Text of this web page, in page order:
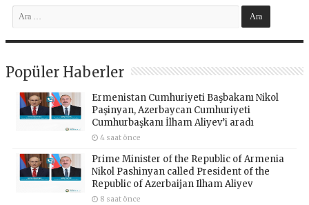
Popüler Haberler
Ermenistan Cumhuriyeti Başbakanı Nikol
Paşinyan, Azerbaycan Cumhuriyeti
Cumhurbaşkanı İlham Aliyev’i aradı
4 saat önce
Prime Minister of the Republic of Armenia
Nikol Pashinyan called President of the
Republic of Azerbaijan Ilham Aliyev
8 saat önce